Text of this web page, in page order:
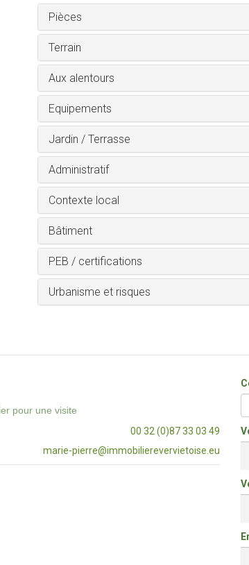
Pièces
Terrain
Aux alentours
Equipements
Jardin / Terrasse
Administratif
Contexte local
Bâtiment
PEB / certifications
Urbanisme et risques
pour une visite
00 32 (0)87 33 03 49
marie-pierre@immobilierevervietoise.eu